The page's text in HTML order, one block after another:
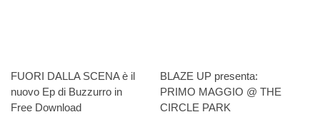
FUORI DALLA SCENA è il
nuovo Ep di Buzzurro in
Free Download
BLAZE UP presenta:
PRIMO MAGGIO @ THE
CIRCLE PARK